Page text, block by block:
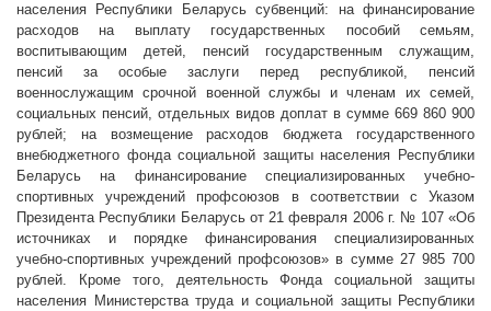
населения Республики Беларусь субвенций: на финансирование
расходов на выплату государственных пособий семьям,
воспитывающим детей, пенсий государственным служащим,
пенсий за особые заслуги перед республикой, пенсий
военнослужащим срочной военной службы и членам их семей,
социальных пенсий, отдельных видов доплат в сумме 669 860 900
рублей; на возмещение расходов бюджета государственного
внебюджетного фонда социальной защиты населения Республики
Беларусь на финансирование специализированных учебно-
спортивных учреждений профсоюзов в соответствии с Указом
Президента Республики Беларусь от 21 февраля 2006 г. № 107 «Об
источниках и порядке финансирования специализированных
учебно-спортивных учреждений профсоюзов» в сумме 27 985 700
рублей. Кроме того, деятельность Фонда социальной защиты
населения Министерства труда и социальной защиты Республики